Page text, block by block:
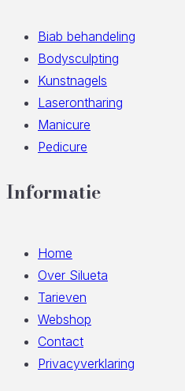
Biab behandeling
Bodysculpting
Kunstnagels
Laserontharing
Manicure
Pedicure
Informatie
Home
Over Silueta
Tarieven
Webshop
Contact
Privacyverklaring